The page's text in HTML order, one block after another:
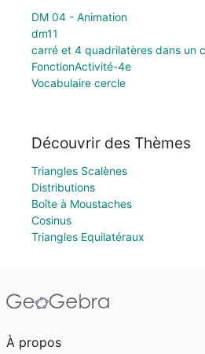
DM 04 - Animation
dm11
carré et 4 quadrilatères dans un
FonctionActivité-4e
Vocabulaire cercle
Découvrir des Thèmes
Triangles Scalènes
Distributions
Boîte à Moustaches
Cosinus
Triangles Equilatéraux
À propos